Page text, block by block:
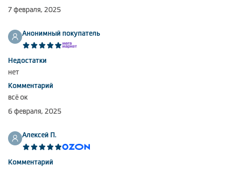
Климатическая техника
Сравнить
7 февраля, 2025
Анонимный покупатель
Недостатки
нет
Комментарий
всё ок
6 февраля, 2025
Алексей П.
Комментарий